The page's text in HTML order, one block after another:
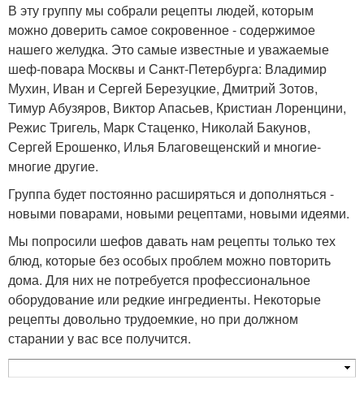
В эту группу мы собрали рецепты людей, которым
можно доверить самое сокровенное - содержимое
нашего желудка. Это самые известные и уважаемые
шеф-повара Москвы и Санкт-Петербурга: Владимир
Мухин, Иван и Сергей Березуцкие, Дмитрий Зотов,
Тимур Абузяров, Виктор Апасьев, Кристиан Лоренцини,
Режис Тригель, Марк Стаценко, Николай Бакунов,
Сергей Ерошенко, Илья Благовещенский и многие-
многие другие.
Группа будет постоянно расширяться и дополняться -
новыми поварами, новыми рецептами, новыми идеями.
Мы попросили шефов давать нам рецепты только тех
блюд, которые без особых проблем можно повторить
дома. Для них не потребуется профессиональное
оборудование или редкие ингредиенты. Некоторые
рецепты довольно трудоемкие, но при должном
старании у вас все получится.